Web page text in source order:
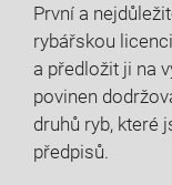
První a
rybářskou
a předložit ‍ji na
povinen
druhů ​ryb, které
předpisů.